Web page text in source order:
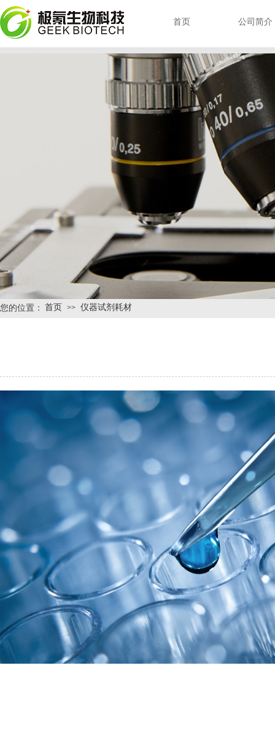
首页 公司简介
首页 >> 仪器试剂耗材
您的位置：